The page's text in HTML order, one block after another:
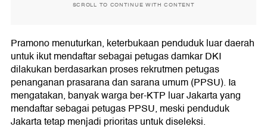
SCROLL TO CONTINUE WITH CONTENT
Pramono menuturkan, keterbukaan penduduk luar daerah
untuk ikut mendaftar sebagai petugas damkar DKI
dilakukan berdasarkan proses rekrutmen petugas
penanganan prasarana dan sarana umum (PPSU). Ia
mengatakan, banyak warga ber-KTP luar Jakarta yang
mendaftar sebagai petugas PPSU, meski penduduk
Jakarta tetap menjadi prioritas untuk diseleksi.